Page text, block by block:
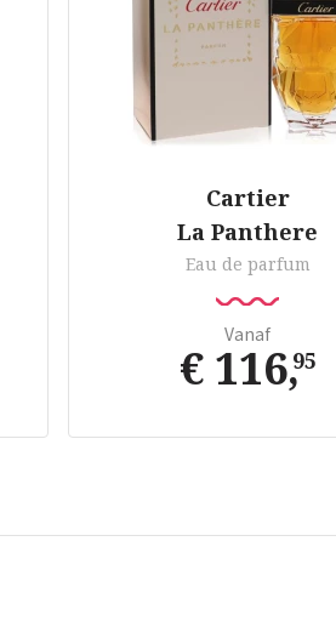
Cartier
La Panthere
Eau de parfum
Vanaf
€ 116,95